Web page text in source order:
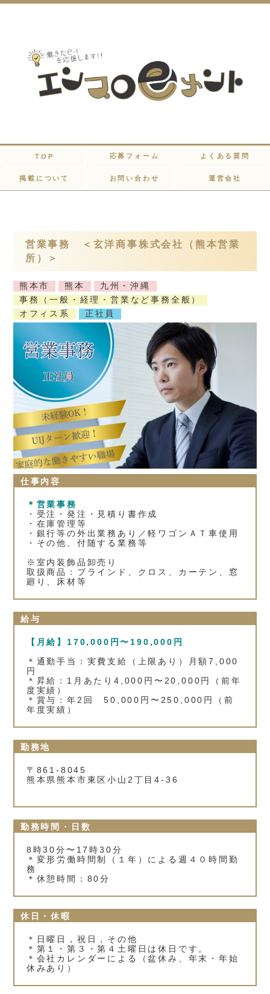
TOP 応募フォーム よくある質問
掲載について お問い合わせ 運営会社
営業事務 ＜玄洋商事株式会社（熊本営業
所）＞
熊本市 熊本
九州・沖縄
事務（一般・経理・営業など事務全般）
オフィス系
正社員
仕事内容
＊営業事務
・受注・発注・見積り書作成
・在庫管理等
・銀行等の外出業務あり／軽ワゴンＡＴ車使用
・その他、付随する業務等
※室内装飾品卸売り
取扱商品：ブラインド、クロス、カーテン、窓
廻り、床材等
給与
【月給】170,000円〜190,000円
＊通勤手当：実費支給（上限あり）月額7,000
円
＊昇給：1月あたり4,000円〜20,000円（前年
度実績）
＊賞与：年2回 50,000円〜250,000円（前
年度実績）
勤務地
〒861-8045
熊本県熊本市東区小山2丁目4‐36
勤務時間・日数
8時30分〜17時30分
＊変形労働時間制（１年）による週４０時間勤
務
＊休憩時間：80分
休日・休暇
＊日曜日，祝日，その他
＊第１・第３・第４土曜日は休日です。
＊会社カレンダーによる（盆休み、年末・年始
休みあり）